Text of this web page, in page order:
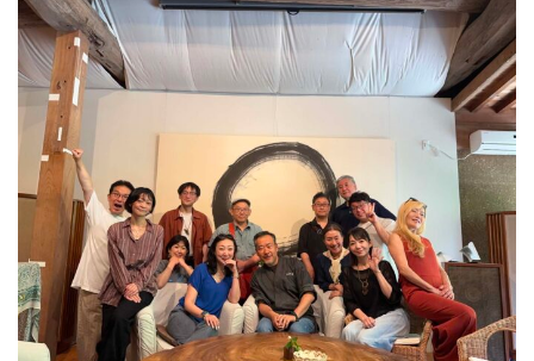
HOME
INFORMATION
VOICE GALLERY
WORKS
BLOG